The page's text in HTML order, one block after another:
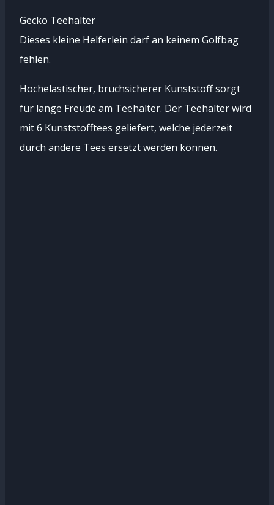
Gecko Teehalter
Dieses kleine Helferlein darf an keinem Golfbag
fehlen.
Hochelastischer, bruchsicherer Kunststoff sorgt
für lange Freude am Teehalter. Der Teehalter wird
mit 6 Kunststofftees geliefert, welche jederzeit
durch andere Tees ersetzt werden können.